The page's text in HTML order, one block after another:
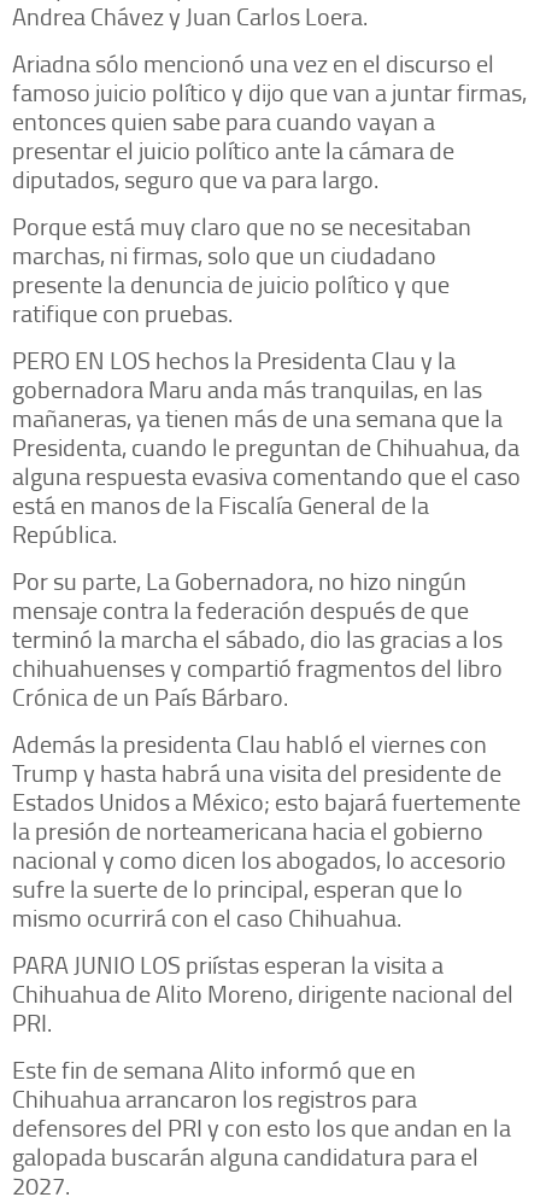
Andrea Chávez y Juan Carlos Loera.
Ariadna sólo mencionó una vez en el discurso el
famoso juicio político y dijo que van a juntar firmas,
entonces quien sabe para cuando vayan a
presentar el juicio político ante la cámara de
diputados, seguro que va para largo.
Porque está muy claro que no se necesitaban
marchas, ni firmas, solo que un ciudadano
presente la denuncia de juicio político y que
ratifique con pruebas.
PERO EN LOS hechos la Presidenta Clau y la
gobernadora Maru anda más tranquilas, en las
mañaneras, ya tienen más de una semana que la
Presidenta, cuando le preguntan de Chihuahua, da
alguna respuesta evasiva comentando que el caso
está en manos de la Fiscalía General de la
República.
Por su parte, La Gobernadora, no hizo ningún
mensaje contra la federación después de que
terminó la marcha el sábado, dio las gracias a los
chihuahuenses y compartió fragmentos del libro
Crónica de un País Bárbaro.
Además la presidenta Clau habló el viernes con
Trump y hasta habrá una visita del presidente de
Estados Unidos a México; esto bajará fuertemente
la presión de norteamericana hacia el gobierno
nacional y como dicen los abogados, lo accesorio
sufre la suerte de lo principal, esperan que lo
mismo ocurrirá con el caso Chihuahua.
PARA JUNIO LOS priístas esperan la visita a
Chihuahua de Alito Moreno, dirigente nacional del
PRI.
Este fin de semana Alito informó que en
Chihuahua arrancaron los registros para
defensores del PRI y con esto los que andan en la
galopada buscarán alguna candidatura para el
2027.